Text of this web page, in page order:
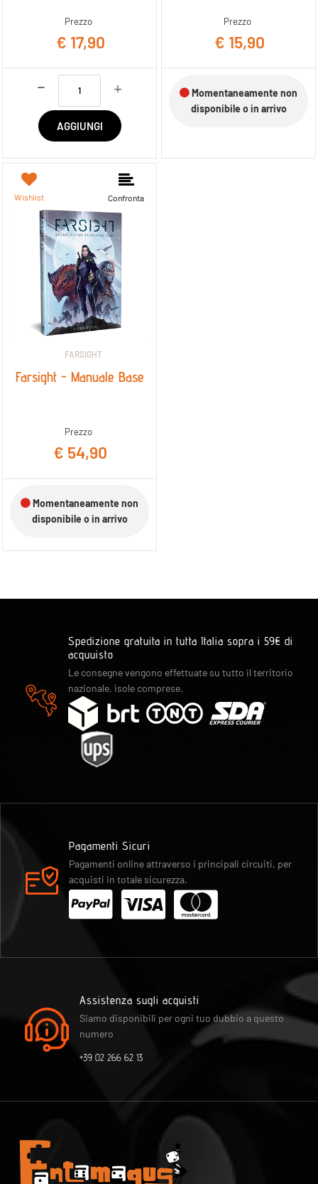
Prezzo
€ 17,90
AGGIUNGI
Prezzo
€ 15,90
Momentaneamente non
disponibile o in arrivo
Wishlist Confronta
FARSIGHT
Farsight - Manuale Base
Prezzo
€ 54,90
Momentaneamente non
disponibile o in arrivo
Spedizione gratuita in tutta Italia sopra i 59€ di
acquuisto
Le consegne vengono effettuate su tutto il territorio
nazionale, isole comprese.
Pagamenti Sicuri
Pagamenti online attraverso i principali circuiti, per
acquisti in totale sicurezza.
Assistenza sugli acquisti
Siamo disponibili per ogni tuo dubbio a questo
numero
+39 02 266 62 13